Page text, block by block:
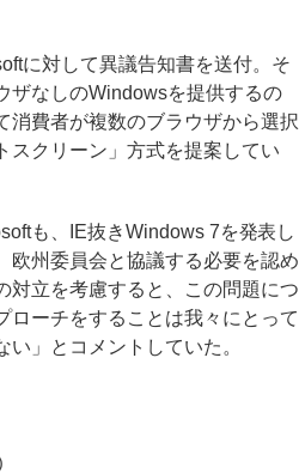
に対して異議告知書を送付。そ
ザなしのWindowsを提供するの
消費者が複数のブラウザから選択
スクリーン」方式を提案してい
も、IE抜きWindows 7を発表し
欧州委員会と協議する必要を認め
対立を考慮すると、この問題につ
ローチをすることは我々にとって
」とコメントしていた。